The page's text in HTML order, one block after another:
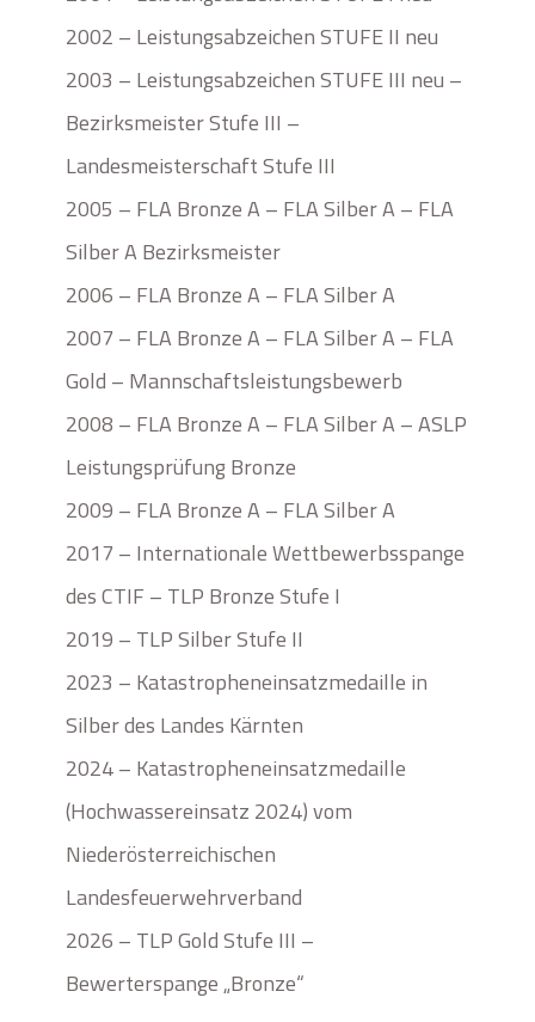
2002 – Leistungsabzeichen STUFE II neu
2003 – Leistungsabzeichen STUFE III neu –
Bezirksmeister Stufe III –
Landesmeisterschaft Stufe III
2005 – FLA Bronze A – FLA Silber A – FLA
Silber A Bezirksmeister
2006 – FLA Bronze A – FLA Silber A
2007 – FLA Bronze A – FLA Silber A – FLA
Gold – Mannschaftsleistungsbewerb
2008 – FLA Bronze A – FLA Silber A – ASLP
Leistungsprüfung Bronze
2009 – FLA Bronze A – FLA Silber A
2017 – Internationale Wettbewerbsspange
des CTIF – TLP Bronze Stufe I
2019 – TLP Silber Stufe II
2023 – Katastropheneinsatzmedaille in
Silber des Landes Kärnten
2024 – Katastropheneinsatzmedaille
(Hochwassereinsatz 2024) vom
Niederösterreichischen
Landesfeuerwehrverband
2026 – TLP Gold Stufe III –
Bewerterspange „Bronze“